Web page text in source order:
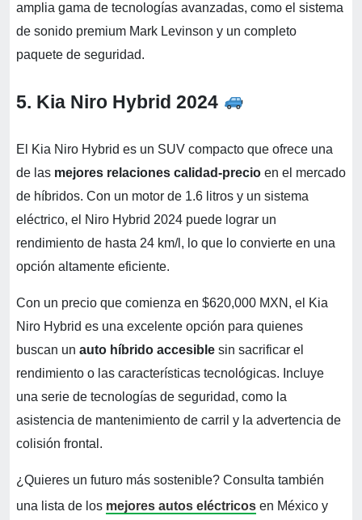
amplia gama de tecnologías avanzadas, como el sistema
de sonido premium Mark Levinson y un completo
paquete de seguridad.
5. Kia Niro Hybrid 2024
El Kia Niro Hybrid es un SUV compacto que ofrece una
de las mejores relaciones calidad-precio en el mercado
de híbridos. Con un motor de 1.6 litros y un sistema
eléctrico, el Niro Hybrid 2024 puede lograr un
rendimiento de hasta 24 km/l, lo que lo convierte en una
opción altamente eficiente.
Con un precio que comienza en $620,000 MXN, el Kia
Niro Hybrid es una excelente opción para quienes
buscan un auto híbrido accesible sin sacrificar el
rendimiento o las características tecnológicas. Incluye
una serie de tecnologías de seguridad, como la
asistencia de mantenimiento de carril y la advertencia de
colisión frontal.
¿Quieres un futuro más sostenible? Consulta también
una lista de los mejores autos eléctricos en México y